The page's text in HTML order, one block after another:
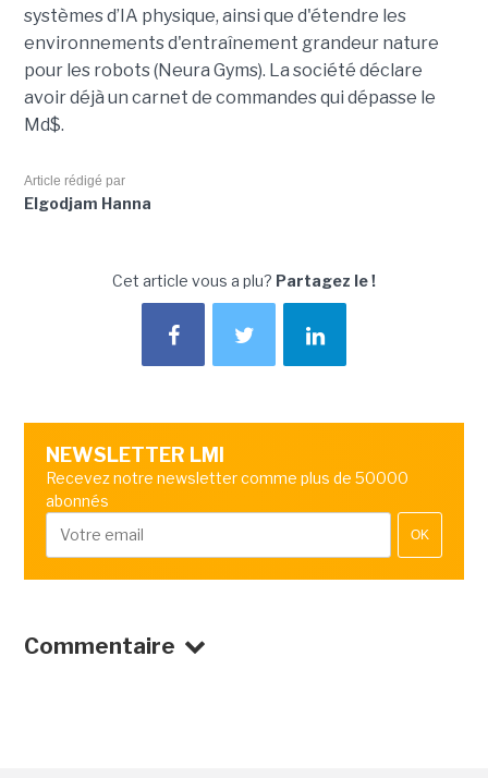
systèmes d’IA physique, ainsi que d'étendre les
environnements d'entraînement grandeur nature
pour les robots (Neura Gyms). La société déclare
avoir déjà un carnet de commandes qui dépasse le
Md$.
Article rédigé par
Elgodjam Hanna
Cet article vous a plu? Partagez le !
NEWSLETTER LMI
Recevez notre newsletter comme plus de 50000
abonnés
OK
Commentaire